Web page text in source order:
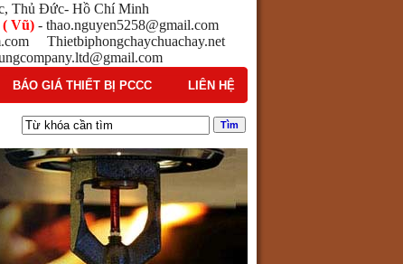
Thủ Đức- Hồ Chí Minh
( Vũ) - thao.nguyen5258@gmail.com
Thietbiphongchaychuachay.net
BÁO GIÁ THIẾT BỊ PCCC LIÊN HỆ